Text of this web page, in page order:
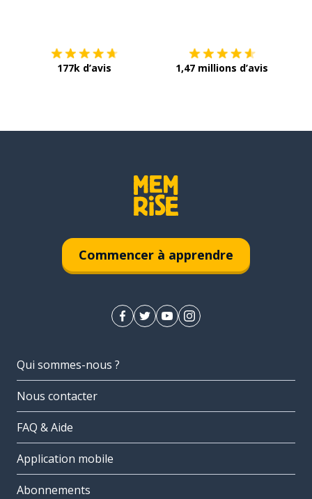
177k d’avis 1,47 millions d’avis
Commencer à apprendre
Qui sommes-nous ?
Nous contacter
FAQ & Aide
Application mobile
Abonnements